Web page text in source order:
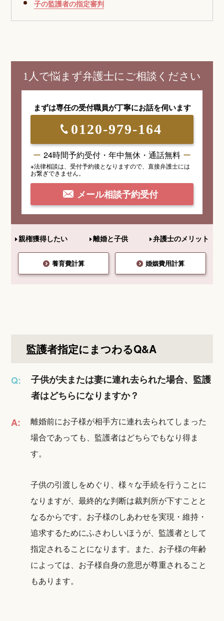
子の監護者の指定審判
1人で悩まず弁護士にご相談ください
まずは専任の受付職員が丁寧にお話を伺います
0120-979-164
24時間予約受付・年中無休・通話無料
※法律相談は、受付予約後となりますので、 直接弁護士には
お繋ぎできません。
メール相談予約受付
親権獲得したい 離婚と子供 弁護士のメリット
養育費計算 婚姻費用計算
監護者指定にまつわるQ&A
Q:
子供が夫または妻に連れ去られた場合、監護
者はどちらになりますか？
A:
離婚前にお子様が相手方に連れ去られてしまった
場合であっても、監護者はどちらでもなり得ま
す。
子供の引渡しをめぐり、様々な手続を行うことに
なりますが、最終的な判断は裁判所が下すことと
なるからです。お子様のしあわせを実現・維持・
追求するためにふさわしいほうが、監護者として
指定されることになります。また、お子様の年齢
によっては、お子様自身の意思が尊重されること
もあります。